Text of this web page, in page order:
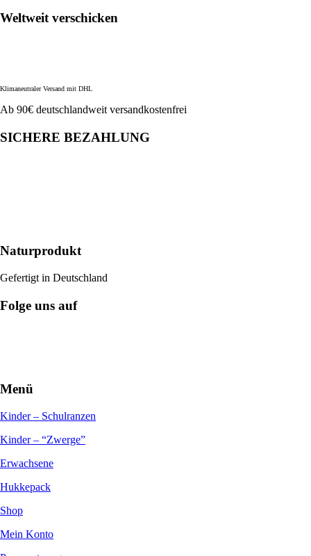
Weltweit verschicken
Klimaneutraler Versand mit DHL
Ab 90€ deutschlandweit versandkostenfrei
SICHERE BEZAHLUNG
Naturprodukt
Gefertigt in Deutschland
Folge uns auf
Menü
Kinder – Schulranzen
Kinder – “Zwerge”
Erwachsene
Hukkepack
Shop
Mein Konto